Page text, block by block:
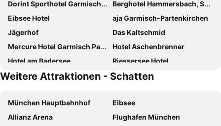
Dorint Sporthotel Garmisch-Partenkirchen
Berghotel Hammersbach, Sure Hotel Collection by Best Western
Eibsee Hotel
aja Garmisch-Partenkirchen
Jägerhof
Das Kaltschmid
Mercure Hotel Garmisch Partenkirchen
Hotel Aschenbrenner
Hotel am Badersee
Riessersee Hotel
Obermühle 4*S Boutique Resort
Krumers Alpin - Your Mountain Oasis
HYPERION Hotel Garmisch-Partenkirchen
Hotel Staudacherhof
Hotel Königshof
Alpenpark Resort Superior
Weitere Attraktionen - Schatten
München Hauptbahnhof
Eibsee
Allianz Arena
Flughafen München